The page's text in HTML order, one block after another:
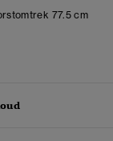
77.5 cm